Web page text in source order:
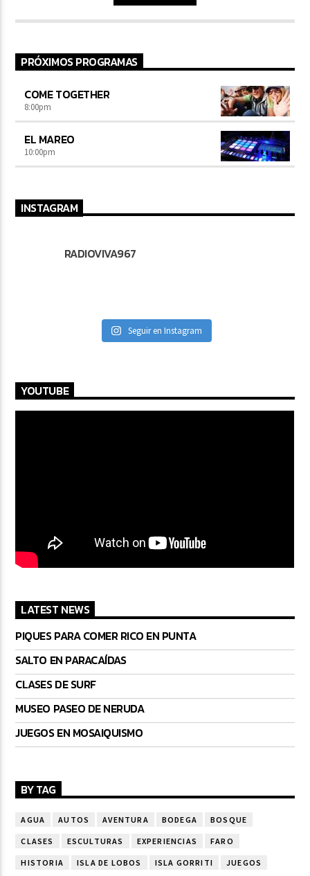
PRÓXIMOS PROGRAMAS
COME TOGETHER
8:00pm
EL MAREO
10:00pm
INSTAGRAM
RADIOVIVA967
Seguir en Instagram
YOUTUBE
LATEST NEWS
PIQUES PARA COMER RICO EN PUNTA
SALTO EN PARACAÍDAS
CLASES DE SURF
MUSEO PASEO DE NERUDA
JUEGOS EN MOSAIQUISMO
BY TAG
AGUA AUTOS AVENTURA BODEGA BOSQUE
CLASES ESCULTURAS EXPERIENCIAS FARO
HISTORIA ISLA DE LOBOS ISLA GORRITI JUEGOS